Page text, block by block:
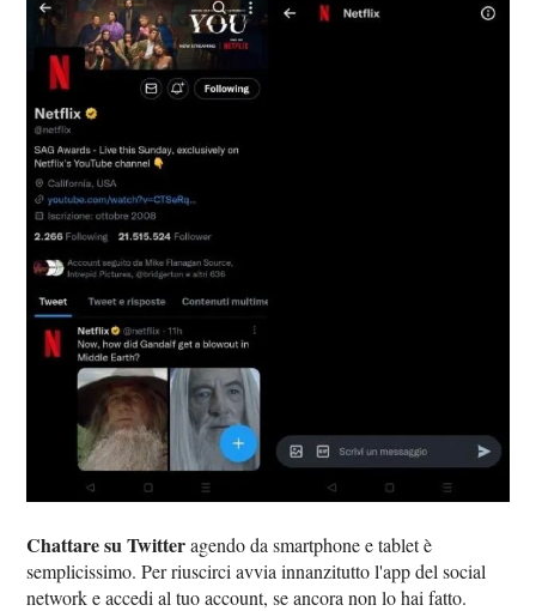
Chattare su Twitteragendo da smartphone e tablet è
semplicissimo. Per riuscirci avvia innanzitutto l'app del social
network e accedi al tuo account, se ancora non lo hai fatto.